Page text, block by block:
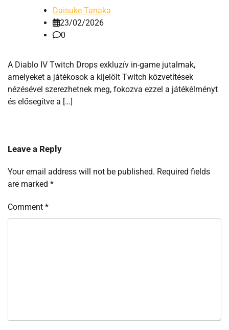
Daisuke Tanaka
23/02/2026
0
A Diablo IV Twitch Drops exkluzív in-game jutalmak,
amelyeket a játékosok a kijelölt Twitch közvetítések
nézésével szerezhetnek meg, fokozva ezzel a játékélményt
és elősegítve a […]
Leave a Reply
Your email address will not be published. Required fields
are marked *
Comment *